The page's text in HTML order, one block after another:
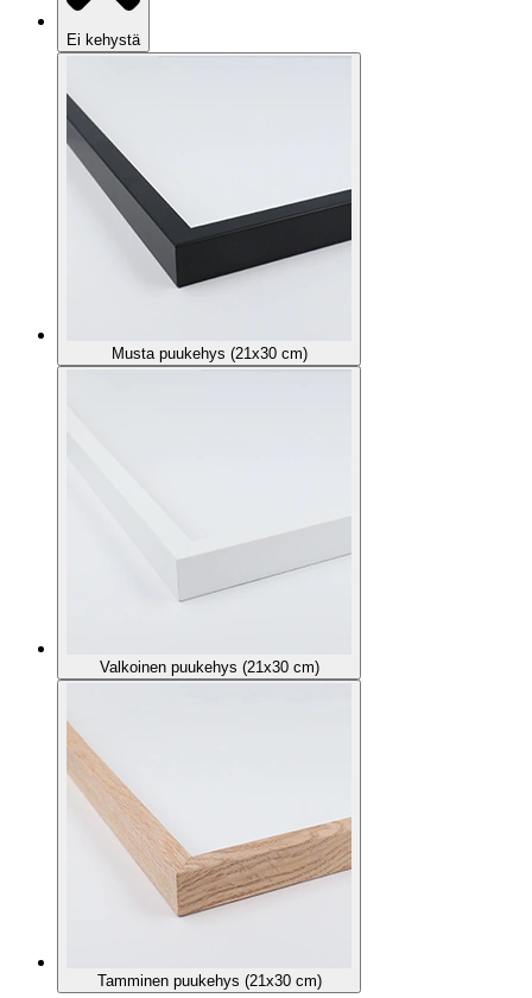
Ei kehystä
Musta puukehys (21x30 cm)
Valkoinen puukehys (21x30 cm)
Tamminen puukehys (21x30 cm)